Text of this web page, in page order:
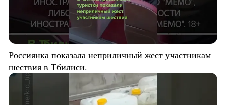
Россиянка показала неприличный жест участникам
шествия в Тбилиси.